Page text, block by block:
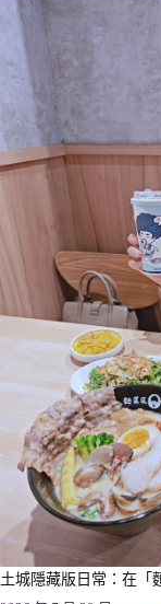
土城隱藏版日常：在「